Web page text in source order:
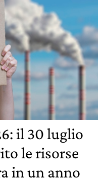
il 30 luglio
le risorse
in un anno